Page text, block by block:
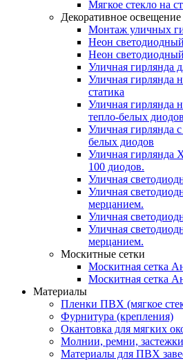
Мягкое стекло на
Декоративное освещение
Монтаж уличных
Неон
Неон
Уличная гирлянда
Уличная гирлянда
статика
Уличная гирлянда
тепло-белых диодов
Уличная гирлянда
белых диодов
Уличная гирлянда
100 диодов.
Уличная
Уличная
мерцанием.
Уличная
Уличная
мерцанием.
Москитные сетки
Москитная сетка
Москитная сетка
Материалы
Пленки ПВХ (мягкое
Фурнитура (крепления)
Окантовка для мягких
Молнии, ремни,
Материалы для ПВХ